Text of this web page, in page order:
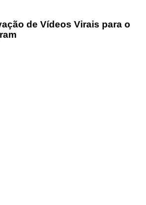
de Vídeos Virais para o